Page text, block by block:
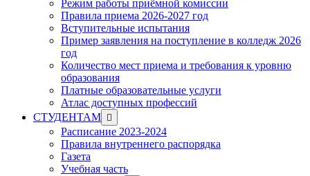
Режим работы приёмной комиссии
Правила приема 2026-2027 год
Вступительные испытания
Пример заявления на поступление в колледж 2026
год
Количество мест приема и требования к уровню
образования
Платные образовательные услуги
Атлас доступных профессий
СТУДЕНТАМ Show
sub
menu
Расписание 2023-2024
Правила внутреннего распорядка
Газета
Учебная часть